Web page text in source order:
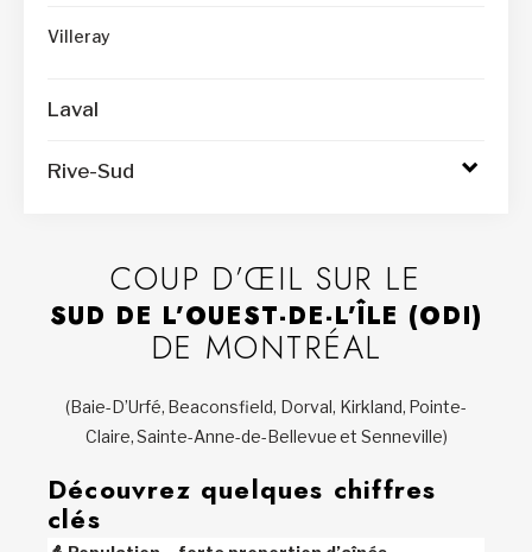
Villeray
Laval
Rive-Sud
Access
COUP D’ŒIL SUR LE
SUD DE L’OUEST-DE-L’ÎLE (ODI)
DE MONTRÉAL
(Baie-D’Urfé, Beaconsfield, Dorval, Kirkland, Pointe-
Claire, Sainte-Anne-de-Bellevue et Senneville)
Découvrez quelques chiffres
clés